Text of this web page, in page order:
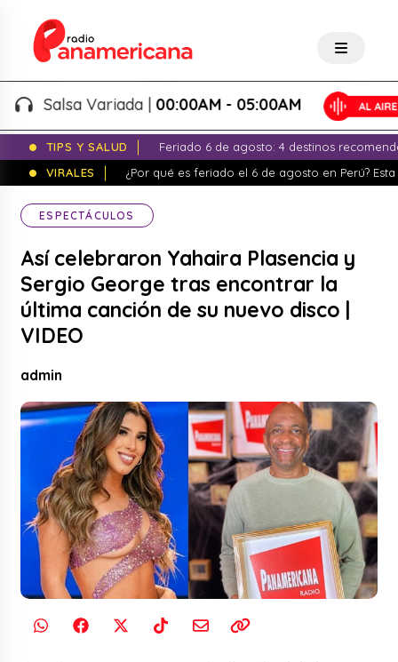
Salsa Variada |00:00AM - 05:00AM
TIPS Y SALUD
Feriado 6 de agosto: 4 destinos
VIRALES
¿Por qué es feriado el 6 de agosto en Perú?
ESPECTÁCULOS
Así celebraron Yahaira Plasencia y
Sergio George tras encontrar la
última canción de su nuevo disco |
VIDEO
admin